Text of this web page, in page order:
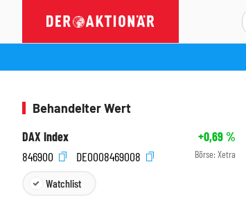
Behandelter Wert
DAX Index
+0,69%
846900
DE0008469008 Börse: Xetra
Watchlist